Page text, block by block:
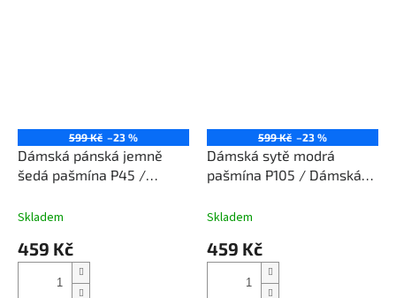
599 Kč –23 %
Dámská pánská jemně
šedá pašmína P45 /
šedá šála
Skladem
459 Kč
599 Kč –23 %
Dámská sytě modrá
pašmína P105 / Dámská
Skladem
459 Kč